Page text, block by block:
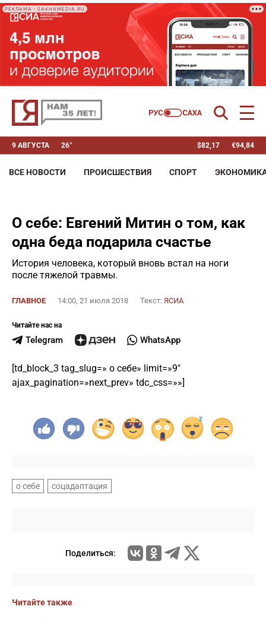
РЕКЛАМА • SAKHAMEDIA.RU
9 АВГУСТА 26° $82,17 €94,84
ВСЕ НОВОСТИ ПРОИСШЕСТВИЯ СПОРТ
О себе: Евгений Митин о том, как
одна беда подарила счастье
История человека, который вновь встал на ноги
после тяжелой травмы.
ГЛАВНОЕ 14:00, 21 июля 2018 Текст: ЯСИА
Читайте нас на
Telegram WhatsApp
[td_block_3 tag_slug=» о себе» limit=»9″
ajax_pagination=»next_prev» tdc_css=»»]
о себе соцадаптация
Поделиться:
Читайте также